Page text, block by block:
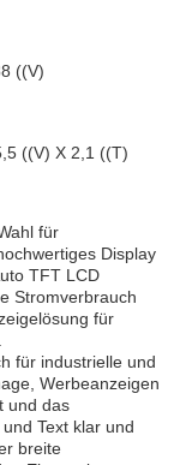
((V)
((V) X 2,1 ((T)
für
Display
TFT LCD
Stromverbrauch
für
für industrielle und
Werbeanzeigen
und das
Text klar und
breite